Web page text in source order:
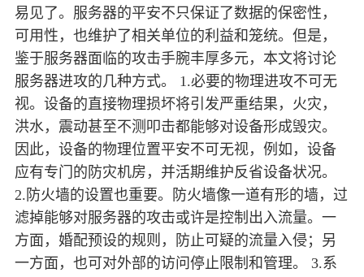
易见了。服务器的平安不只保证了数据的保密性，
可用性，也维护了相关单位的利益和笼统。但是，
鉴于服务器面临的攻击手腕丰厚多元，本文将讨论
服务器进攻的几种方式。 1.必要的物理进攻不可无
视。设备的直接物理损坏将引发严重结果，火灾，
洪水，震动甚至不测叩击都能够对设备形成毁灾。
因此，设备的物理位置平安不可无视，例如，设备
应有专门的防灾机房，并活期维护反省设备状况。
2.防火墙的设置也重要。防火墙像一道有形的墙，过
滤掉能够对服务器的攻击或许是控制出入流量。一
方面，婚配预设的规则，防止可疑的流量入侵；另
一方面，也可对外部的访问停止限制和管理。 3.系